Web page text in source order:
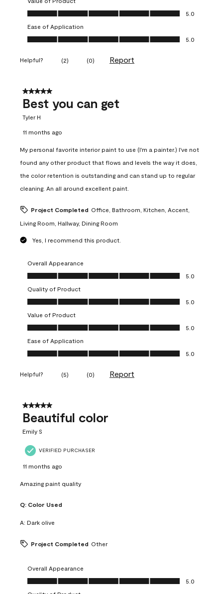
Value of Product, 5.0 out of 5
5.0
Ease of Application
Ease of Application, 5.0 out of 5
5.0
Helpful? (2) (0) Report
5 out of 5 stars.
Best you can get
Tyler H
11 months ago
My personal favorite interior paint to use (I'm a painter.) I've not
found any other product that flows and levels the way it does,
the color retention is outstanding and can stand up to regular
cleaning. An all around excellent paint.
Project Completed Office, Bathroom, Kitchen, Accent,
Living Room, Hallway, Dining Room
Yes, I recommend this product.
Overall Appearance
Overall Appearance, 5.0 out of 5
5.0
Quality of Product
Quality of Product, 5.0 out of 5
5.0
Value of Product
Value of Product, 5.0 out of 5
5.0
Ease of Application
Ease of Application, 5.0 out of 5
5.0
Helpful? (5) (0) Report
5 out of 5 stars.
Beautiful color
Emily S
VERIFIED PURCHASER
11 months ago
Amazing paint quality
Q: Color Used
A: Dark olive
Project Completed Other
Overall Appearance
Overall Appearance, 5.0 out of 5
5.0